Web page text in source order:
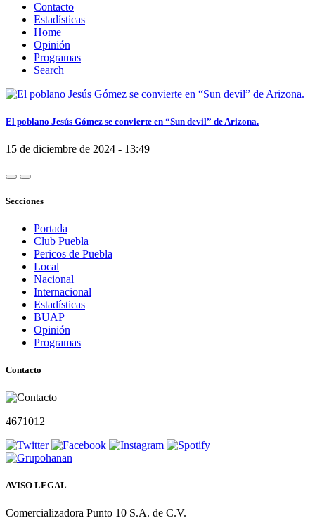
Contacto
Estadísticas
Home
Opinión
Programas
Search
El poblano Jesús Gómez se convierte en “Sun devil” de Arizona.
15 de diciembre de 2024 - 13:49
Secciones
Portada
Club Puebla
Pericos de Puebla
Local
Nacional
Internacional
Estadísticas
BUAP
Opinión
Programas
Contacto
4671012
AVISO LEGAL
Comercializadora Punto 10 S.A. de C.V.